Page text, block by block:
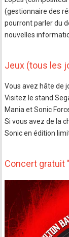
(gestionnaire des
pourront parler du
nouvelles
Jeux (tous les
Vous avez hâte de
Visitez le stand
Mania et Sonic
Si vous avez de la
Sonic en édition
Concert gratuit